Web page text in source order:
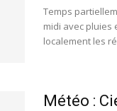
Temps
midi avec pluies
localement les
Météo :